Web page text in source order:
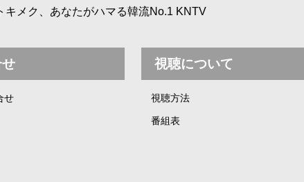
キメク、あなたがハマる韓流No.1 KNTV
せ
視聴について
視聴方法
番組表